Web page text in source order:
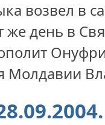
возвел в
же день в
Молдавии